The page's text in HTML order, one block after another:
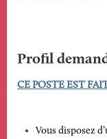
Profil
CE POSTE EST
Vous disposez